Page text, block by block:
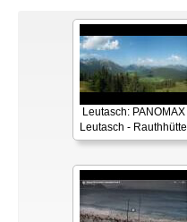
Leutasch: PANOMAX
Leutasch - Rauthhütte